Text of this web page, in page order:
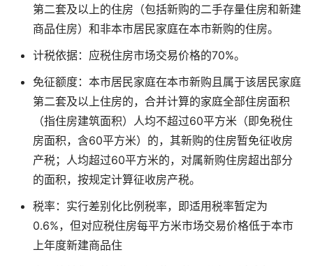
第二套及以上的住房（包括新购的二手存量住房和新建
商品住房）和非本市居民家庭在本市新购的住房。
计税依据：应税住房市场交易价格的70%。
免征额度：本市居民家庭在本市新购且属于该居民家庭
第二套及以上住房的，合并计算的家庭全部住房面积
（指住房建筑面积）人均不超过60平方米（即免税住
房面积，含60平方米）的，其新购的住房暂免征收房
产税；人均超过60平方米的，对属新购住房超出部分
的面积，按规定计算征收房产税。
税率：实行差别化比例税率，即适用税率暂定为
0.6%，但对应税住房每平方米市场交易价格低于本市
上年度新建商品住